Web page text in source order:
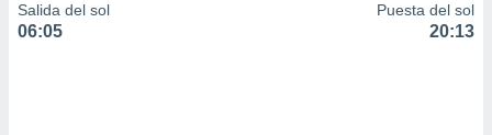
Salida del sol
06:05
Puesta del sol
20:13